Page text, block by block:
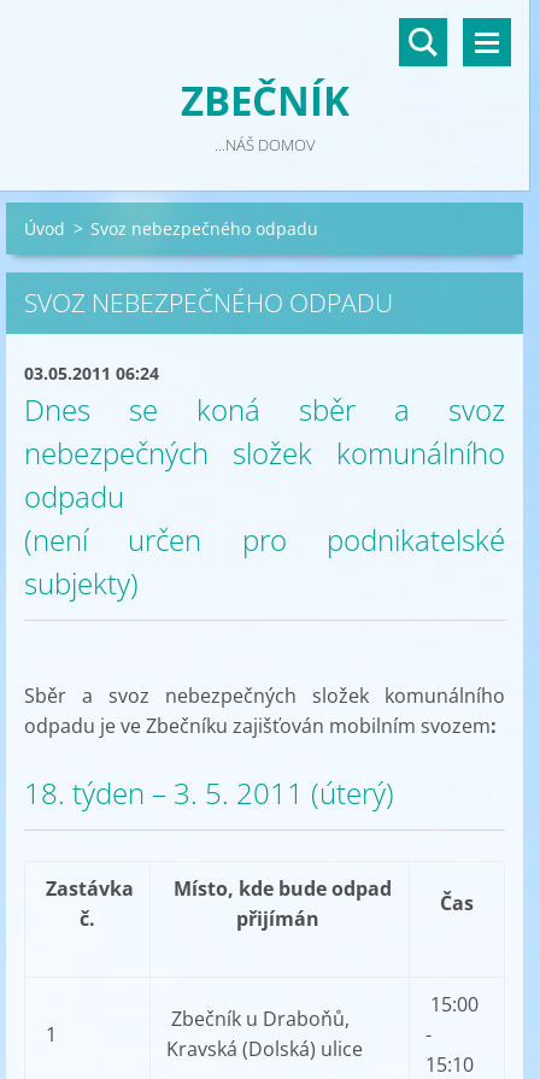
ZBEČNÍK
...NÁŠ DOMOV
Úvod > Svoz nebezpečného odpadu
SVOZ NEBEZPEČNÉHO ODPADU
03.05.2011 06:24
Dnes se koná sběr a svoz
nebezpečných složek komunálního
odpadu
(není určen pro podnikatelské
subjekty)
Sběr a svoz nebezpečných složek komunálního
odpadu je ve Zbečníku zajišťován mobilním svozem:
18. týden – 3. 5. 2011 (úterý)
Zastávka
č.
Místo, kde bude odpad
přijímán
Čas
1
Zbečník u Draboňů,
Kravská (Dolská) ulice
15:00
-
15:10